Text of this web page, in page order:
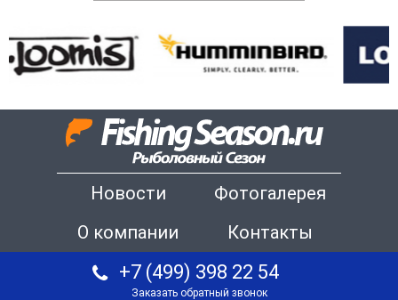
Новости
Фотогалерея
О компании
Контакты
+7 (499) 398 22 54
Заказать обратный звонок